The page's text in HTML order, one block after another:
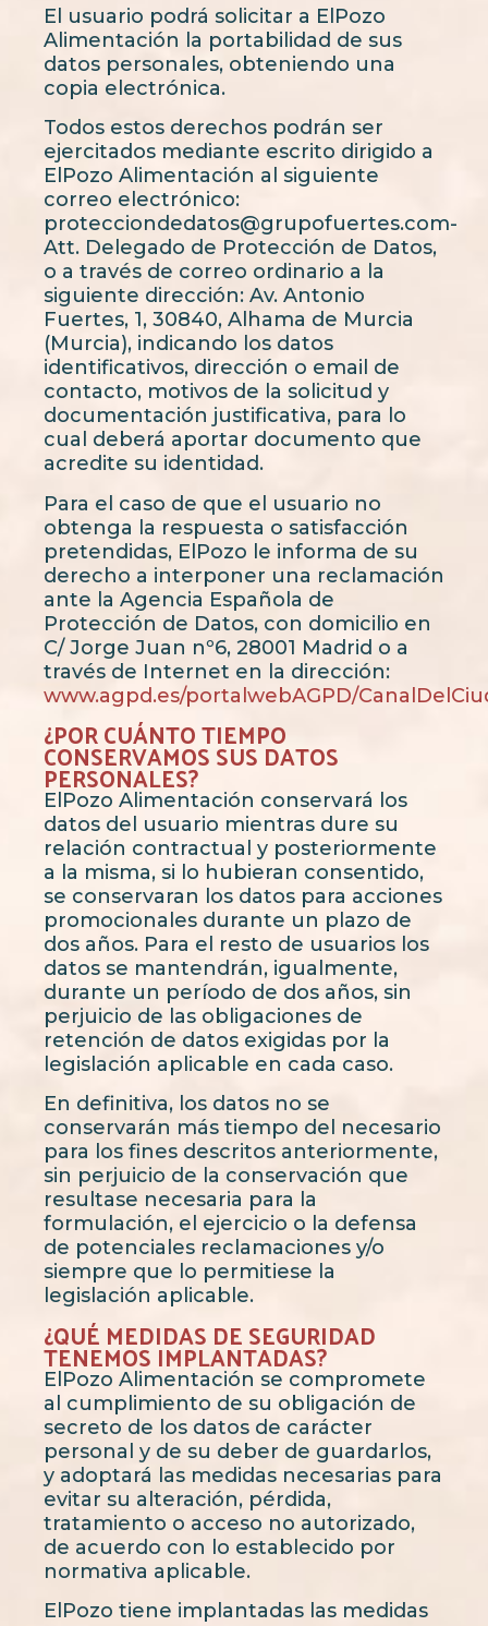
El usuario podrá solicitar a ElPozo
Alimentación la portabilidad de sus
datos personales, obteniendo una
copia electrónica.
Todos estos derechos podrán ser
ejercitados mediante escrito dirigido a
ElPozo Alimentación al siguiente
correo electrónico:
protecciondedatos@grupofuertes.com-
Att. Delegado de Protección de Datos,
o a través de correo ordinario a la
siguiente dirección: Av. Antonio
Fuertes, 1, 30840, Alhama de Murcia
(Murcia), indicando los datos
identificativos, dirección o email de
contacto, motivos de la solicitud y
documentación justificativa, para lo
cual deberá aportar documento que
acredite su identidad.
Para el caso de que el usuario no
obtenga la respuesta o satisfacción
pretendidas, ElPozo le informa de su
derecho a interponer una reclamación
ante la Agencia Española de
Protección de Datos, con domicilio en
C/ Jorge Juan nº6, 28001 Madrid o a
través de Internet en la dirección:
www.agpd.es/portalwebAGPD/
¿POR CUÁNTO TIEMPO
CONSERVAMOS SUS DATOS
PERSONALES?
ElPozo Alimentación conservará los
datos del usuario mientras dure su
relación contractual y posteriormente
a la misma, si lo hubieran consentido,
se conservaran los datos para acciones
promocionales durante un plazo de
dos años. Para el resto de usuarios los
datos se mantendrán, igualmente,
durante un período de dos años, sin
perjuicio de las obligaciones de
retención de datos exigidas por la
legislación aplicable en cada caso.
En definitiva, los datos no se
conservarán más tiempo del necesario
para los fines descritos anteriormente,
sin perjuicio de la conservación que
resultase necesaria para la
formulación, el ejercicio o la defensa
de potenciales reclamaciones y/o
siempre que lo permitiese la
legislación aplicable.
¿QUÉ MEDIDAS DE SEGURIDAD
TENEMOS IMPLANTADAS?
ElPozo Alimentación se compromete
al cumplimiento de su obligación de
secreto de los datos de carácter
personal y de su deber de guardarlos,
y adoptará las medidas necesarias para
evitar su alteración, pérdida,
tratamiento o acceso no autorizado,
de acuerdo con lo establecido por
normativa aplicable.
ElPozo tiene implantadas las medidas